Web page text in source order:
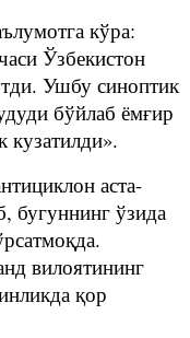
кўра:
Ўзбекистон
Ушбу синоптик
бўйлаб ёмғир
кузатилди».
аста-
бугуннинг ўзида
вилоятининг
қор